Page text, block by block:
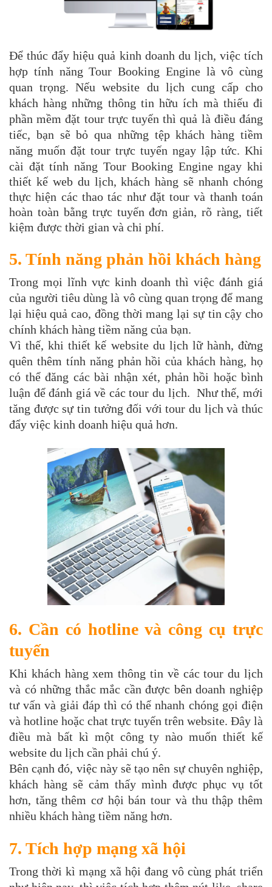
Để thúc đẩy hiệu quả kinh doanh du lịch, việc tích
hợp tính năng Tour Booking Engine là vô cùng
quan trọng. Nếu website du lịch cung cấp cho
khách hàng những thông tin hữu ích mà thiếu đi
phần mềm đặt tour trực tuyến thì quả là điều đáng
tiếc, bạn sẽ bỏ qua những tệp khách hàng tiềm
năng muốn đặt tour trực tuyến ngay lập tức. Khi
cài đặt tính năng Tour Booking Engine ngay khi
thiết kế web du lịch, khách hàng sẽ nhanh chóng
thực hiện các thao tác như đặt tour và thanh toán
hoàn toàn bằng trực tuyến đơn giản, rõ ràng, tiết
kiệm được thời gian và chi phí.
5. Tính năng phản hồi khách hàng
Trong mọi lĩnh vực kinh doanh thì việc đánh giá
của người tiêu dùng là vô cùng quan trọng để mang
lại hiệu quả cao, đồng thời mang lại sự tin cậy cho
chính khách hàng tiềm năng của bạn.
Vì thế, khi thiết kế website du lịch lữ hành, đừng
quên thêm tính năng phản hồi của khách hàng, họ
có thể đăng các bài nhận xét, phản hồi hoặc bình
luận để đánh giá về các tour du lịch. Như thế, mới
tăng được sự tin tưởng đối với tour du lịch và thúc
đẩy việc kinh doanh hiệu quả hơn.
6. Cần có hotline và công cụ trực
tuyến
Khi khách hàng xem thông tin về các tour du lịch
và có những thắc mắc cần được bên doanh nghiệp
tư vấn và giải đáp thì có thể nhanh chóng gọi điện
và hotline hoặc chat trực tuyến trên website. Đây là
điều mà bất kì một công ty nào muốn thiết kế
website du lịch cần phải chú ý.
Bên cạnh đó, việc này sẽ tạo nên sự chuyên nghiệp,
khách hàng sẽ cảm thấy mình được phục vụ tốt
hơn, tăng thêm cơ hội bán tour và thu thập thêm
nhiều khách hàng tiềm năng hơn.
7. Tích hợp mạng xã hội
Trong thời kì mạng xã hội đang vô cùng phát triển